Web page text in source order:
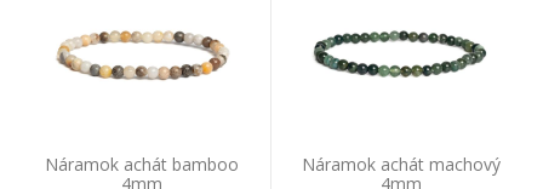
Náramok achát bamboo
4mm
Náramok achát machový
4mm